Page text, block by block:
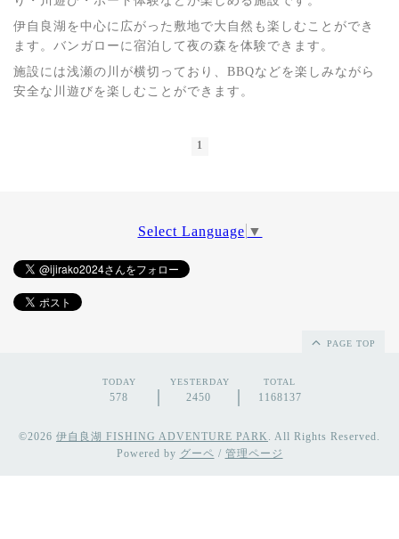
伊自良湖を中心に広がった敷地で大自然も楽しむことができ
ます。バンガローに宿泊して夜の森を体験できます。
施設には浅瀬の川が横切っており、BBQなどを楽しみながら
安全な川遊びを楽しむことができます。
1
Select Language ▼
PAGE TOP
TODAY
578
YESTERDAY
2450
TOTAL
1168137
©2026 伊自良湖 FISHING ADVENTURE PARK. All Rights Reserved.
Powered by グーペ / 管理ページ